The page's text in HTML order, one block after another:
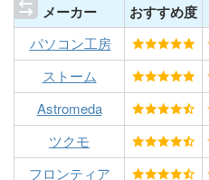
メーカー おすすめ度
パソコン工房
ストーム
Astromeda
ツクモ
フロンティア